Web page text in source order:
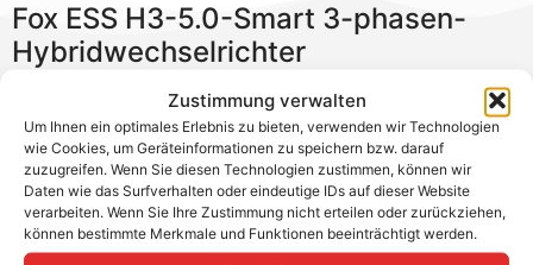
Zustimmung verwalten
Um Ihnen ein optimales Erlebnis zu bieten, verwenden wir Technologien
wie Cookies, um Geräteinformationen zu speichern bzw. darauf
zuzugreifen. Wenn Sie diesen Technologien zustimmen, können wir
Daten wie das Surfverhalten oder eindeutige IDs auf dieser Website
verarbeiten. Wenn Sie Ihre Zustimmung nicht erteilen oder zurückziehen,
können bestimmte Merkmale und Funktionen beeinträchtigt werden.
Fox ESS H3-5.0-Smart 3-phasen-
Hybridwechselrichter
Der Fox ESS H3-5.0-Smart ist ein kompakter
Hybridwechselrichter für Hochvoltbatterien und
Photovoltaikanlagen. In Kombination mit einem
passenden Fox ESS Batteriespeicher bietet der
Hersteller sein eigenes Gesamtsystem mit einfach zu
bedienendem Monitoring via Web oder Smartphone.